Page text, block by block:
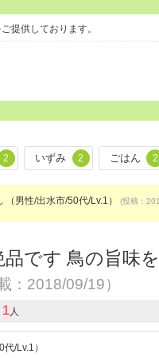
提供しております。
2 いずみ 2 ごはん 2
（男性/出水市/50代/Lv.1） (投稿：
です 鳥の旨味
：2018/09/19）
1 人
/Lv.1）